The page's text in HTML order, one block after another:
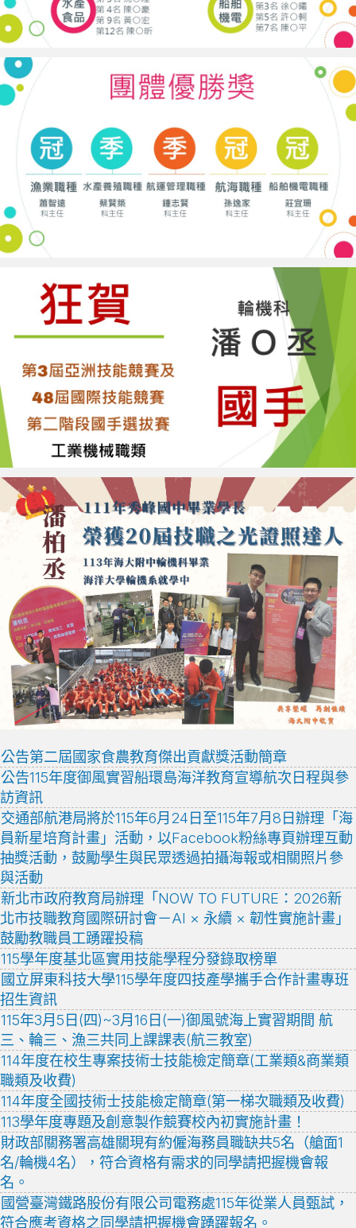
公告第二屆國家食農教育傑出貢獻獎活動簡章
公告115年度御風實習船環島海洋教育宣導航次日程與參
訪資訊
交通部航港局將於115年6月24日至115年7月8日辦理「海
員新星培育計畫」活動，以Facebook粉絲專頁辦理互動
抽獎活動，鼓勵學生與民眾透過拍攝海報或相關照片參
與活動
新北市政府教育局辦理「NOW TO FUTURE：2026新
北市技職教育國際研討會－AI × 永續 × 韌性實施計畫」
鼓勵教職員工踴躍投稿
115學年度基北區實用技能學程分發錄取榜單
國立屏東科技大學115學年度四技產學攜手合作計畫專班
招生資訊
115年3月5日(四)~3月16日(一)御風號海上實習期間 航
三、輪三、漁三共同上課課表(航三教室)
114年度在校生專案技術士技能檢定簡章(工業類&商業類
職類及收費)
114年度全國技術士技能檢定簡章(第一梯次職類及收費)
113學年度專題及創意製作競賽校內初實施計畫！
財政部關務署高雄關現有約僱海務員職缺共5名（艙面1
名/輪機4名），符合資格有需求的同學請把握機會報
名。
國營臺灣鐵路股份有限公司電務處115年從業人員甄試，
符合應考資格之同學請把握機會踴躍報名。